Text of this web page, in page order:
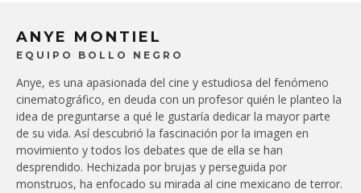
ANYE MONTIEL
EQUIPO BOLLO NEGRO
Anye, es una apasionada del cine y estudiosa del fenómeno
cinematográfico, en deuda con un profesor quién le planteo la
idea de preguntarse a qué le gustaría dedicar la mayor parte
de su vida. Así descubrió la fascinación por la imagen en
movimiento y todos los debates que de ella se han
desprendido. Hechizada por brujas y perseguida por
monstruos, ha enfocado su mirada al cine mexicano de terror.